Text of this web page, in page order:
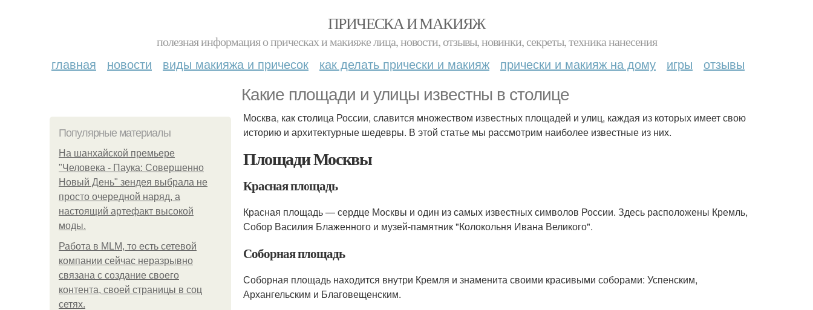
ПРИЧЕСКА И МАКИЯЖ
полезная информация о прическах и макияже лица, новости, отзывы, новинки, секреты, техника нанесения
главная новости виды макияжа и причесок как делать прически и макияж прически и макияж на дому игры отзывы
Какие площади и улицы известны в столице
Популярные материалы
На шанхайской премьере
"Человека - Паука: Совершенно
Новый День" зендея выбрала не
просто очередной наряд, а
настоящий артефакт высокой
моды.
Работа в MLM, то есть сетевой
компании сейчас неразрывно
связана с создание своего
контента, своей страницы в соц
сетях.
Москва, как столица России, славится множеством известных площадей и улиц, каждая из которых имеет свою
историю и архитектурные шедевры. В этой статье мы рассмотрим наиболее известные из них.
Площади Москвы
Красная площадь
Красная площадь — сердце Москвы и один из самых известных символов России. Здесь расположены Кремль,
Собор Василия Блаженного и музей-памятник "Колокольня Ивана Великого".
Соборная площадь
Соборная площадь находится внутри Кремля и знаменита своими красивыми соборами: Успенским,
Архангельским и Благовещенским.